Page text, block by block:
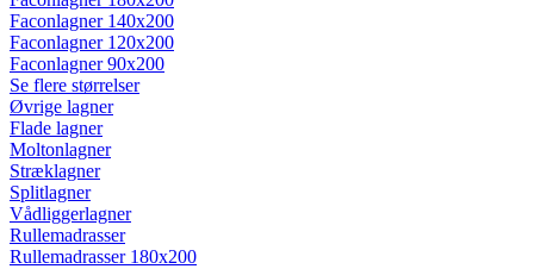
Faconlagner 140x200
Faconlagner 120x200
Faconlagner 90x200
Se flere størrelser
Øvrige lagner
Flade lagner
Moltonlagner
Stræklagner
Splitlagner
Vådliggerlagner
Rullemadrasser
Rullemadrasser 180x200